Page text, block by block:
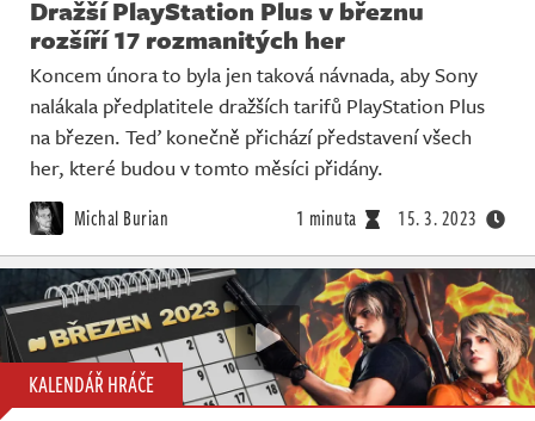
Dražší PlayStation Plus v březnu
rozšíří 17 rozmanitých her
Koncem února to byla jen taková návnada, aby Sony
nalákala předplatitele dražších tarifů PlayStation Plus
na březen. Teď konečně přichází představení všech
her, které budou v tomto měsíci přidány.
Michal Burian 1 minuta 15. 3. 2023
KALENDÁŘ HRÁČE